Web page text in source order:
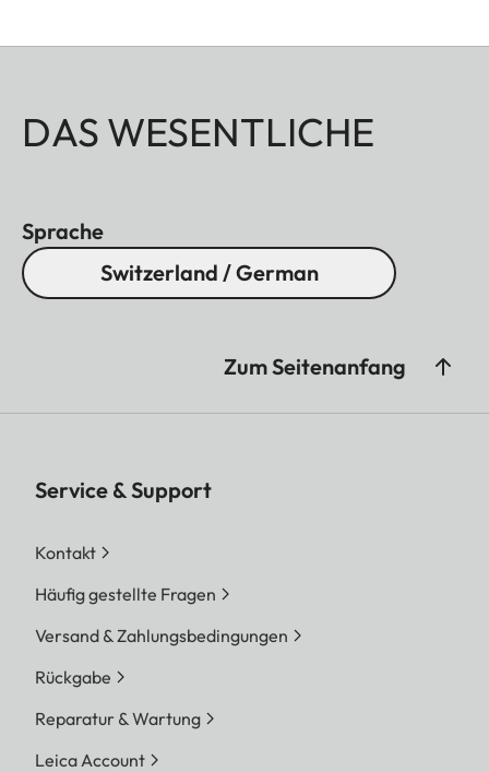
DAS WESENTLICHE
Sprache
Switzerland / German
Zum Seitenanfang
Service & Support
Kontakt
Häufig gestellte Fragen
Versand & Zahlungsbedingungen
Rückgabe
Reparatur & Wartung
Leica Account